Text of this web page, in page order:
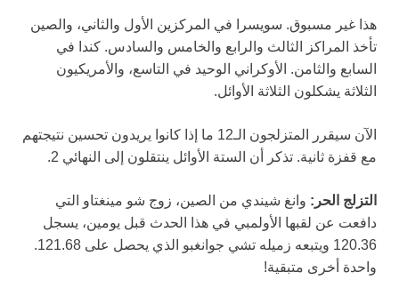
هذا غير مسبوق. سويسرا في المركزين الأول والثاني، والصين
تأخذ المراكز الثالث والرابع والخامس والسادس. كندا في
السابع والثامن. الأوكراني الوحيد في التاسع، والأمريكيون
الثلاثة يشكلون الثلاثة الأوائل.
الآن سيقرر المتزلجون الـ12 ما إذا كانوا يريدون تحسين نتيجتهم
مع قفزة ثانية. تذكر أن الستة الأوائل ينتقلون إلى النهائي 2.
التزلج الحر: وانغ شيندي من الصين، زوج شو مينغتاو التي
دافعت عن لقبها الأولمبي في هذا الحدث قبل يومين، يسجل
120.36 ويتبعه زميله تشي جوانغبو الذي يحصل على 121.68.
واحدة أخرى متبقية!